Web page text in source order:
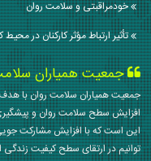
خودمراقبتی و سلامت روان
تأثیر ارتباط مؤثر کارکنان در
جمعیت همیاران
جمعیت همیاران سلامت روان با
افزایش سطح سلامت روان و
این است که با افزایش مشارکت
توانیم در ارتقای سطح کیفیت